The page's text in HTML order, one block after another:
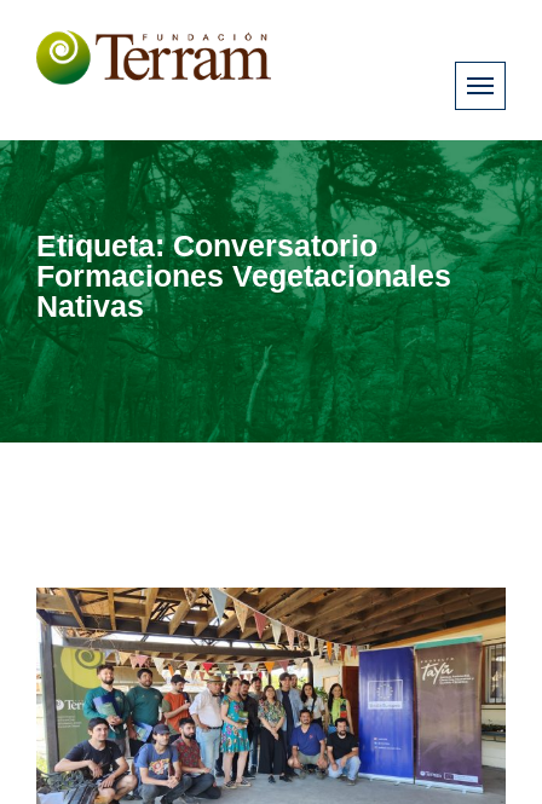
Etiqueta:Conversatorio
Formaciones Vegetacionales
Nativas